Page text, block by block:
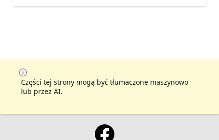
Części tej strony mogą być tłumaczone maszynowo
lub przez AI.